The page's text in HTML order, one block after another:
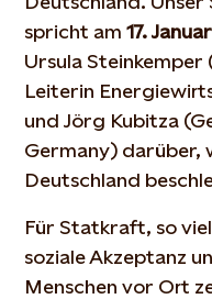
spricht am17.
Ursula
Leiterin
und Jörg Kubitza
Germany) darüber,
Deutschland
Für Statkraft, so
soziale Akzeptanz
Menschen vor Ort